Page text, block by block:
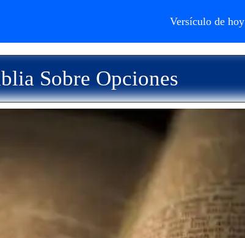
Versículo de hoy
Sobre Opciones